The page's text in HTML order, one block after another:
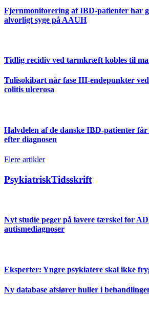
Fjernmonitorering af IBD-patienter har
alvorligt syge på AAUH
Tidlig recidiv ved tarmkræft kobles til
Tulisokibart når fase III-endepunkter
colitis ulcerosa
Halvdelen af de danske IBD-patienter
efter diagnosen
Flere artikler
PsykiatriskTidsskrift
Nyt studie peger på lavere tærskel for
autismediagnoser
Eksperter: Yngre psykiatere skal ikke
Ny database afslører huller i